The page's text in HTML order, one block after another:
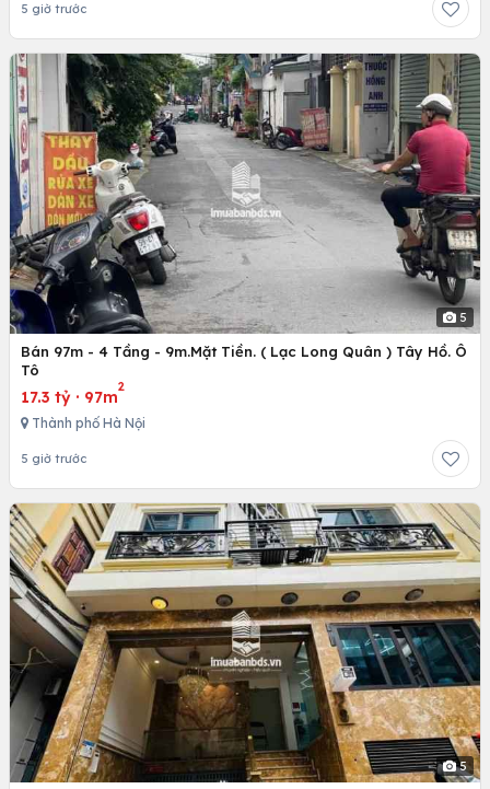
5 giờ trước
5
Bán 97m - 4 Tầng - 9m.Mặt Tiền. ( Lạc Long Quân ) Tây Hồ. Ô
Tô
17.3 tỷ · 97m
2
Thành phố Hà Nội
5 giờ trước
5